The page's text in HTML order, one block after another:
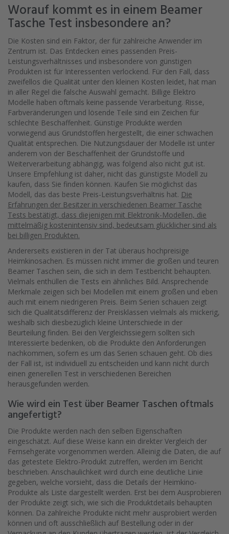
Worauf kommt es in einem Beamer
Tasche Test insbesondere an?
Die Kosten sind ein Faktor, der für zahlreiche Anwender im
Zentrum ist. Das Entdecken eines passenden Preis-
Leistungsverhältnisses und insbesondere von günstigen
Produkten ist für Interessenten verlockend. Für den Fall, dass
zweifellos die Qualität unter den kleinen Kosten leidet, hat man
in aller Regel die falsche Auswahl gemacht. Billige Elektro
Modelle haben oftmals keine passende Verarbeitung. Risse,
Farbveränderungen und lösende Teile sind ein Zeichen für
schlechte Beschaffenheit. Günstige Produkte werden
vorwiegend aus Grundstoffen hergestellt, die einer schwachen
Qualität entsprechen. Die Nutzungsdauer der Modelle ist unter
anderem von der Beschaffenheit der Grundstoffe und
Weiterverarbeitung abhängig, was folgend also nicht gut ist.
Unsere Empfehlung ist daher, nicht das günstigste Modell zu
kaufen, dass Sie finden können. Kaufen Sie möglichst das
Modell, das das beste Preis-Leistungsverhältnis hat. Die
Erfahrungen der Besitzer in verschiedenen Beamer Tasche
Tests bestätigt, dass diejenigen mit Elektronik-Modellen, die
mittelmäßig kostenintensiv sind, bedeutsam glücklicher sind als
bei billigen Produkten.
Andererseits existieren in der Tat überaus hochpreisige
Heimkinosachen. Es müssen nicht immer die großen und teuren
Beamer Taschen sein, die sich in dem Testbericht behaupten.
Vielmals enthüllen die Tests ein ähnliches Bild. Ansprechende
Merkmale zeigen sich bei Modellen mit einem großen und eben
auch mit einem niedrigeren Preis. Beim Serien schauen zeigt
sich die Qualitätsdifferenz der Preisklassen vielmals als mickerig,
weshalb sich diesbezüglich kleine Unterschiede in der
Beurteilung finden. Bei den Vergleichssiegern sollten sich
Interessierte bedenken, ob die Produkte den Anforderungen
nachkommen, sofern es um das Serien schauen geht. Ob dies
der Fall ist, ist individuell zu entscheiden und kann nicht durch
einen generellen Test in verschiedenen Bereichen
herausgefunden werden.
Wie wird ein Test über Beamer Taschen oftmals
angefertigt?
Die Produkte werden nach den selben Eigenschaften
eingeschätzt. Auf diese Weise kann ein direkter Vergleich der
Fernsehgeräte vorgenommen werden. Alleinig die Daten, die auf
das getestete Elektro-Produkt zutreffen, werden im Bericht
beschrieben. Anschaulichkeit wird durch eine deutliche Linie
gegeben, welche vorsieht, dass die Details der Heimkino-
Produkte als Liste dargestellt werden. Erst bei dem Ausprobieren
der Produkte zeigt sich, wie sich die Produktdetails behaupten
können. Da zahlreiche Produkte nicht mehr ausprobiert werden
können und oft ausschließlich auf Bestellung oder in der